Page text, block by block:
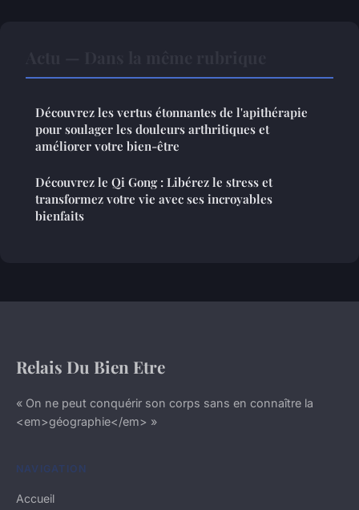
Découvrez les vertus étonnantes de l'apithérapie
pour soulager les douleurs arthritiques et
améliorer votre bien-être
Découvrez le Qi Gong : Libérez le stress et
transformez votre vie avec ses incroyables
bienfaits
Relais Du Bien Etre
« On ne peut conquérir son corps sans en connaître la
<em>géographie</em> »
NAVIGATION
Accueil